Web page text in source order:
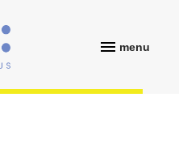
menu